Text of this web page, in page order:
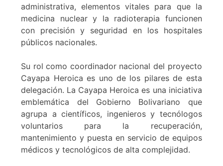
administrativa, elementos vitales para que la
medicina nuclear y la radioterapia funcionen
con precisión y seguridad en los hospitales
públicos nacionales.
Su rol como coordinador nacional del proyecto
Cayapa Heroica es uno de los pilares de esta
delegación. La Cayapa Heroica es una iniciativa
emblemática del Gobierno Bolivariano que
agrupa a científicos, ingenieros y tecnólogos
voluntarios para la recuperación,
mantenimiento y puesta en servicio de equipos
médicos y tecnológicos de alta complejidad.